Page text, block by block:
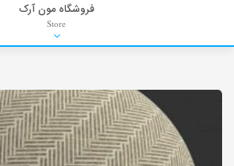
Background
Stock Images
فروشگاه مون آرک
Store